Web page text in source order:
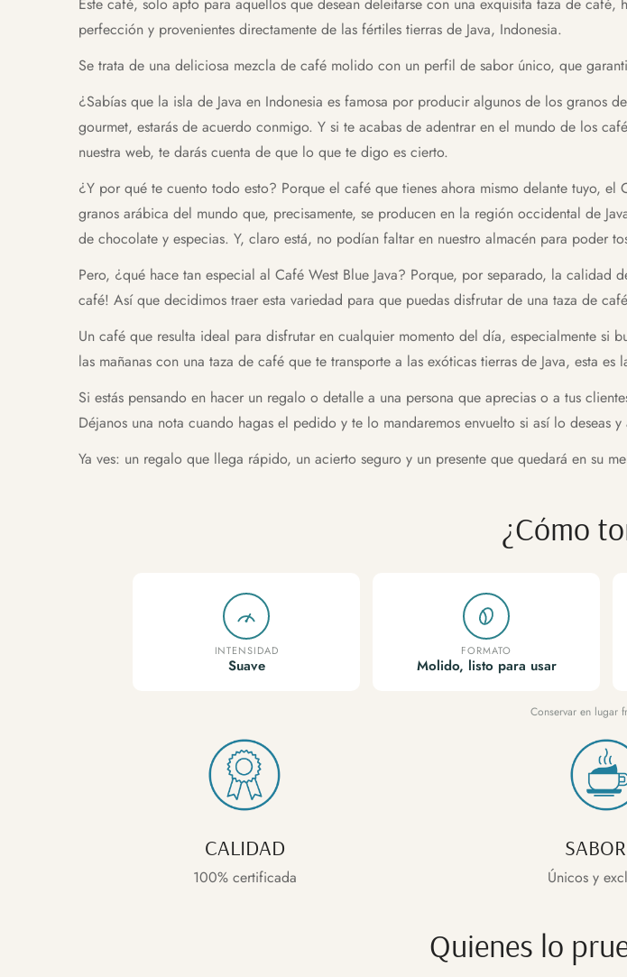
perfección y provenientes directamente de las fértiles tierras de Java, Indonesia.
Se trata de una deliciosa mezcla de café molido con un perfil de sabor único, que
¿Sabías que la isla de Java en Indonesia es famosa por producir algunos de los granos
gourmet, estarás de acuerdo conmigo. Y si te acabas de adentrar en el mundo de los
nuestra web, te darás cuenta de que lo que te digo es cierto.
¿Y por qué te cuento todo esto? Porque el café que tienes ahora mismo delante tuyo,
granos arábica del mundo que, precisamente, se producen en la región occidental de
de chocolate y especias. Y, claro está, no podían faltar en nuestro almacén para poder
Pero, ¿qué hace tan especial al Café West Blue Java? Porque, por separado, la calidad
café! Así que decidimos traer esta variedad para que puedas disfrutar de una taza de
Un café que resulta ideal para disfrutar en cualquier momento del día, especialmente si
las mañanas con una taza de café que te transporte a las exóticas tierras de Java, esta es
Si estás pensando en hacer un regalo o detalle a una persona que aprecias o a tus
Déjanos una nota cuando hagas el pedido y te lo mandaremos envuelto si así lo
Ya ves: un regalo que llega rápido, un acierto seguro y un presente que quedará en su
¿Cómo
INTENSIDAD
Suave
FORMATO
Molido, listo para usar
Conservar en lugar
CALIDAD
100% certificada Únicos y
Quienes lo